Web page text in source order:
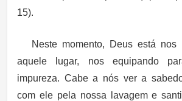
15).
Neste momento, Deus está nos
aquele lugar, nos equipando
impureza. Cabe a nós ver a
com ele pela nossa lavagem e